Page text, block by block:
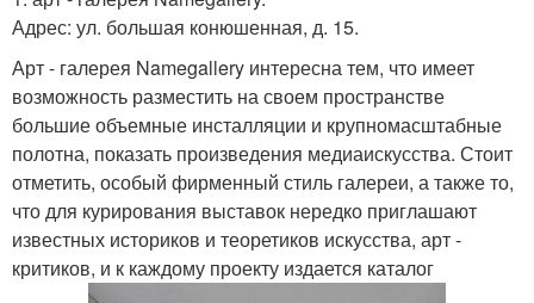
Адрес: ул. большая конюшенная, д. 15.
Арт - галерея Namegallery интересна тем, что имеет
возможность разместить на своем пространстве
большие объемные инсталляции и крупномасштабные
полотна, показать произведения медиаискусства. Стоит
отметить, особый фирменный стиль галереи, а также то,
что для курирования выставок нередко приглашают
известных историков и теоретиков искусства, арт -
критиков, и к каждому проекту издается каталог